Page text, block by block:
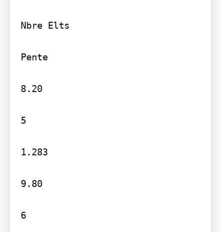
Nbre Elts
Pente
8.20
5
1.283
9.80
6